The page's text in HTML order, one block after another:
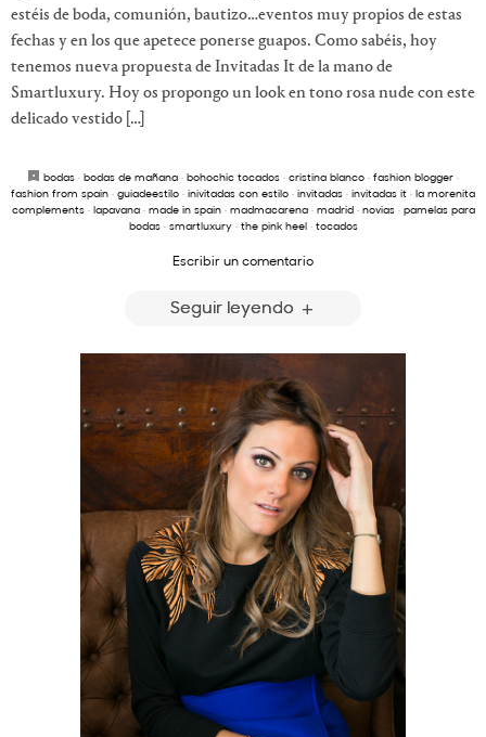
estéis de boda, comunión, bautizo…eventos muy propios de estas
fechas y en los que apetece ponerse guapos. Como sabéis, hoy
tenemos nueva propuesta de Invitadas It de la mano de
Smartluxury. Hoy os propongo un look en tono rosa nude con este
delicado vestido […]
bodas · bodas de mañana · bohochic tocados · cristina blanco · fashion blogger ·
fashion from spain · guiadeestilo · inivitadas con estilo · invitadas · invitadas it · la morenita
complements· lapavana· made in spain· madmacarena· madrid· novias· pamelas para
bodas· smartluxury· the pink heel· tocados
Escribir un comentario
Seguir leyendo